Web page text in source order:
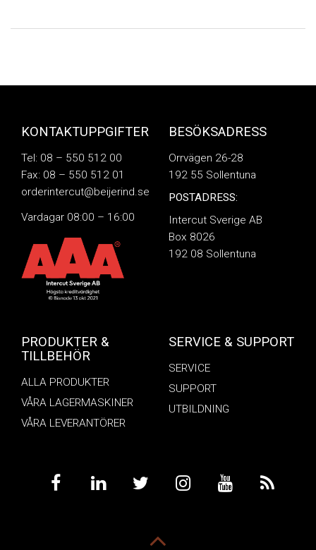
KONTAKTUPPGIFTER
Tel: 08 – 550 512 00
Fax: 08 – 550 512 01
orderintercut@beijerind.se
Vardagar 08:00 – 16:00
BESÖKSADRESS
Orrvägen 26-28
192 55 Sollentuna
POSTADRESS:
Intercut Sverige AB
Box 8026
192 08 Sollentuna
PRODUKTER &
TILLBEHÖR
ALLA PRODUKTER
VÅRA LAGERMASKINER
VÅRA LEVERANTÖRER
SERVICE & SUPPORT
SERVICE
SUPPORT
UTBILDNING